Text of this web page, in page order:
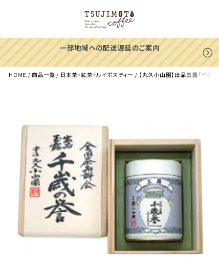
一部地域への配送遅延のご案内
HOME 商品一覧 日本茶・紅茶・ルイボスティー 【丸久小山園】出品玉露「千